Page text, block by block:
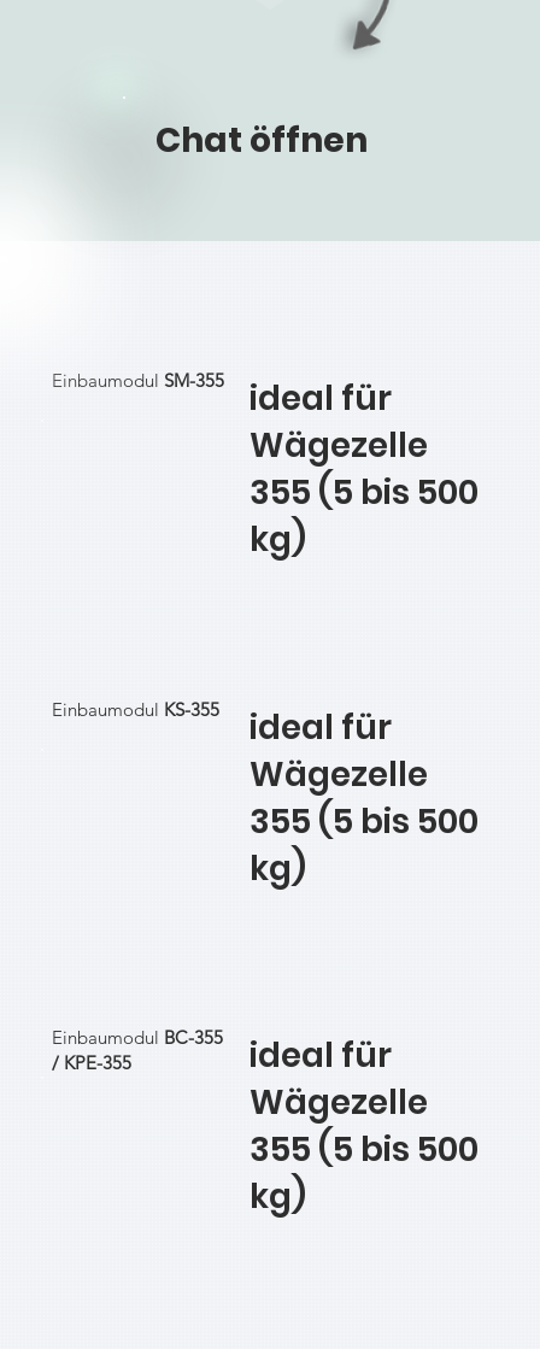
ideal für
Wägezelle
355 (5 bis 500
kg)
Einbaumodul SM-355
ideal für
Wägezelle
355 (5 bis 500
kg)
Einbaumodul KS-355
ideal für
Wägezelle
355 (5 bis 500
kg)
Einbaumodul BC-355
/ KPE-355
Chat öffnen